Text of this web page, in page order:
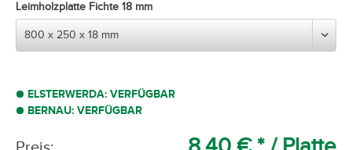
Leimholzplatte Fichte 18 mm
ELSTERWERDA: VERFÜGBAR
BERNAU: VERFÜGBAR